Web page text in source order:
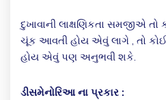
દુખાવાની લાક્ષણિકતા સમજીએ
ચૂંક આવતી હોય એવું લાગે , તો
હોય એવું પણ અનુભવી શકે.
ડીસમેનોરિઆ ના પ્રકાર :